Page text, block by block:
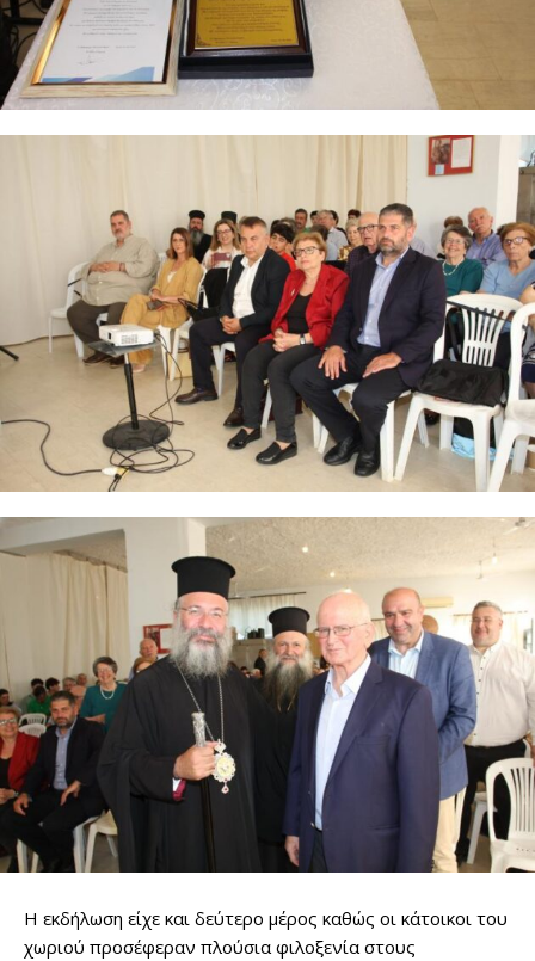
Η εκδήλωση είχε και δεύτερο μέρος καθώς οι κάτοικοι του
χωριού προσέφεραν πλούσια φιλοξενία στους